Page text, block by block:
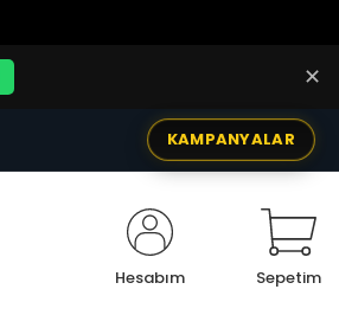
✕
KAMPANYALAR
Hesabım Sepetim